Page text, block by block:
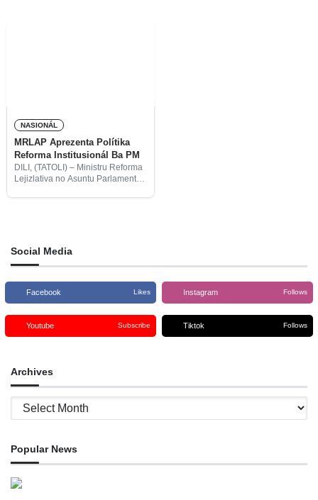
NASIONÁL
MRLAP Aprezenta Polítika
Reforma Institusionál Ba PM
DILI, (TATOLI) – Ministru Reforma
Lejizlativa no Asuntu Parlamentár
Matan Ruak, iha
Social Media
Facebook Likes Instagram Follows
Youtube Subscribe Tiktok Follows
Archives
Archives
Popular News